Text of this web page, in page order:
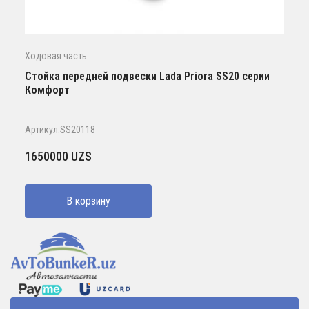
Ходовая часть
Стойка передней подвески Lada Priora SS20 серии
Комфорт
Артикул:SS20118
1650000 UZS
В корзину